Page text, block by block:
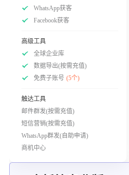
WhatsApp获客
Facebook获客
高级工具
全球企业库
数据导出(按需充值)
免费子账号 (5个)
触达工具
邮件群发(按需充值)
短信营销(按需充值)
WhatsApp群发(自助申请)
商机中心